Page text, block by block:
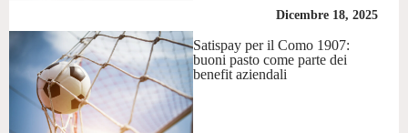
Dicembre 18, 2025
Satispay per il Como 1907:
buoni pasto come parte dei
benefit aziendali